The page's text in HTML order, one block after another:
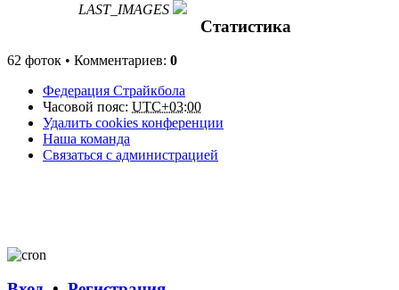
LAST_IMAGES
Статистика
62 фоток • Комментариев: 0
Федерация Страйкбола
Часовой пояс: UTC+03:00
Удалить cookies конференции
Наша команда
Связаться с администрацией